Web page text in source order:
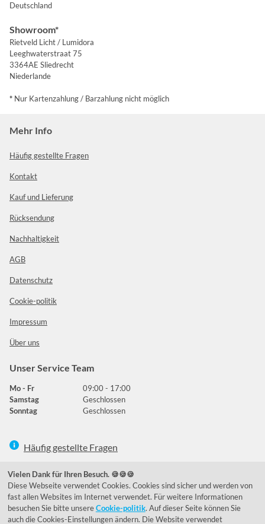
Deutschland
Showroom*
Rietveld Licht / Lumidora
Leeghwaterstraat 75
3364AE Sliedrecht
Niederlande
* Nur Kartenzahlung / Barzahlung nicht möglich
Mehr Info
Häufig gestellte Fragen
Kontakt
Kauf und Lieferung
Rücksendung
Nachhaltigkeit
AGB
Datenschutz
Cookie-politik
Impressum
Über uns
Unser Service Team
Mo - Fr
09:00 - 17:00
Samstag
Geschlossen
Sonntag
Geschlossen
Häufig gestellte Fragen
039292 - 678215
de@lumidora.com
Vielen Dank für Ihren Besuch. 🍪🍪🍪
Diese Webseite verwendet Cookies. Cookies sind sicher und werden von
fast allen Websites im Internet verwendet. Für weitere Informationen
besuchen Sie bitte unsereCookie-politik. Auf dieser Seite können Sie
auch die Cookies-Einstellungen ändern. Die Website verwendet